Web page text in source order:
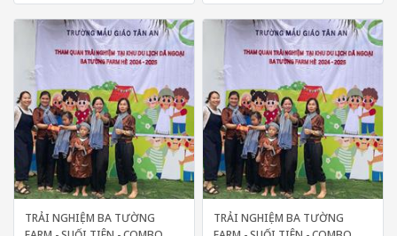
TRẢI NGHIỆM BA TƯỜNG
TRẢI NGHIỆM BA TƯỜNG